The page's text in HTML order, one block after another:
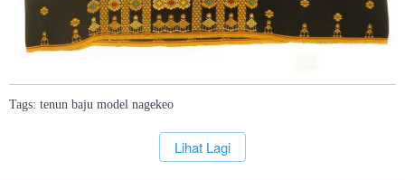
Tags: tenun baju model nagekeo
`Lihat Lagi